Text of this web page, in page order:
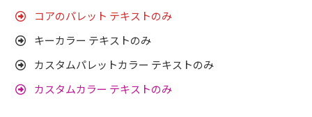
コアのパレット テキストのみ
キーカラー テキストのみ
カスタムパレットカラー テキストのみ
カスタムカラー テキストのみ